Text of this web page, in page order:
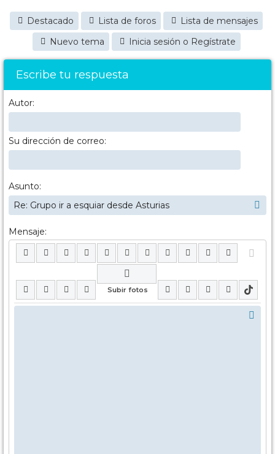
Destacado Lista de foros
Lista de mensajes
Nuevo tema
Inicia sesión o Regístrate
Escribe tu respuesta
Autor:
Su dirección de correo:
Asunto:
Mensaje: